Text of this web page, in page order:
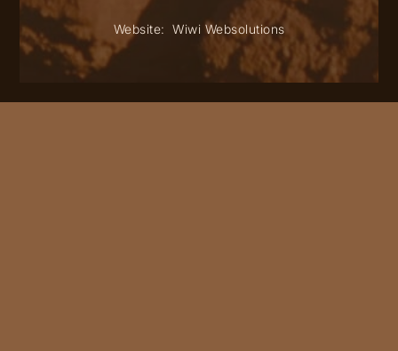
Website: Wiwi Websolutions